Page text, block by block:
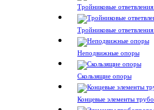
Тройниковые
Тройниковые
Неподвижные опоры
Скользящие опоры
Концевые элементы